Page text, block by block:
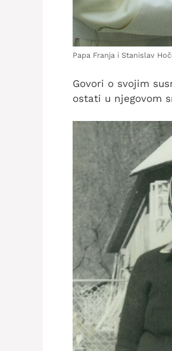
Papa Franja i Stanislav
Govori o svojim
ostati u njegovom